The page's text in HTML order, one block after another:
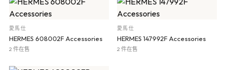
愛馬仕
HERMES 608002F Accessories
2 件在售
愛馬仕
HERMES 147992F Accessories
2 件在售